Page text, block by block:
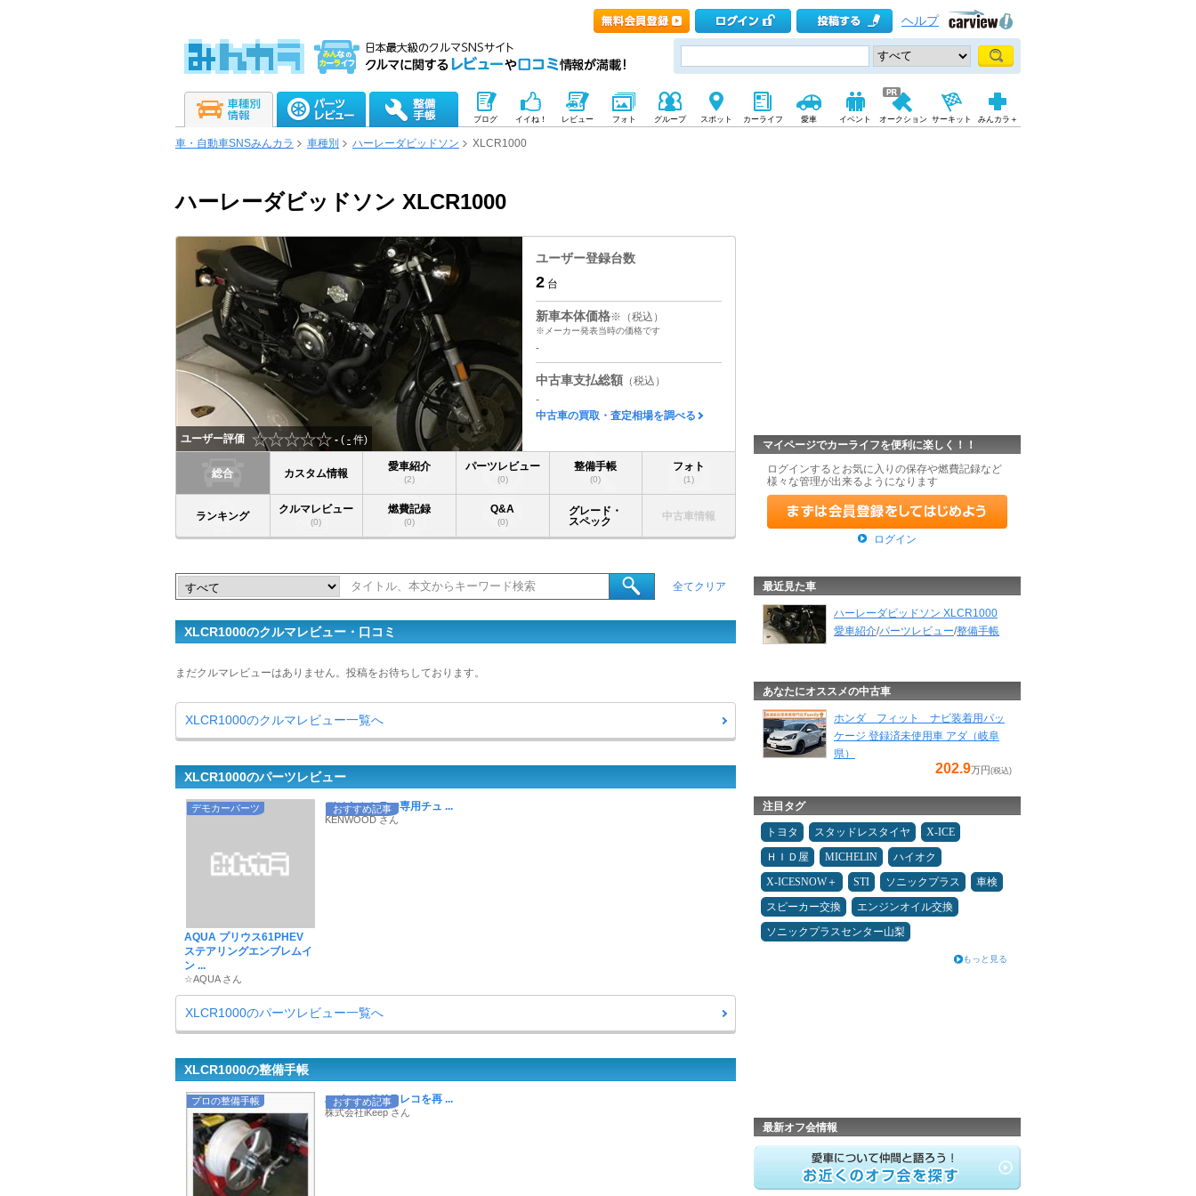
ヘルプ
ブログ イイね！ レビュー フォト グループ スポット カーライフ 愛車 イベント オークション サーキット みんカラ＋
車・自動車SNSみんカラ 車種別 ハーレーダビッドソン XLCR1000
ハーレーダビッドソン XLCR1000
ユーザー評価 - ( - 件)
ユーザー登録台数
2 台
新車本体価格※（税込）
※メーカー発表当時の価格です
-
中古車支払総額 （税込）
-
中古車の買取・査定相場を調べる
総合 カスタム情報
愛車紹介
(2)
パーツレビュー
(0)
整備手帳
(0)
フォト
(1)
ランキング
クルマレビュー
(0)
燃費記録
(0)
Q&A
(0)
グレード・
スペック
中古車情報
全てクリア
XLCR1000のクルマレビュー・口コミ
まだクルマレビューはありません。投稿をお待ちしております。
XLCR1000のクルマレビュー一覧へ
XLCR1000のパーツレビュー
デモカーパーツ
AQUA プリウス61PHEV
ステアリングエンブレムイ
ン ...
☆AQUA さん
おすすめ記事
デジタルミラー専用チュ ...
KENWOOD さん
XLCR1000のパーツレビュー一覧へ
XLCR1000の整備手帳
プロの整備手帳 おすすめ記事
ハイエンドドラレコを再 ...
株式会社iKeep さん
マイページでカーライフを便利に楽しく！！
ログインするとお気に入りの保存や燃費記録など
様々な管理が出来るようになります
ログイン
最近見た車
ハーレーダビッドソン XLCR1000
愛車紹介/パーツレビュー/整備手帳
あなたにオススメの中古車
ホンダ フィット ナビ装着用パッ
ケージ 登録済未使用車 アダ（岐阜
県）
202.9万円 (税込)
注目タグ
トヨタ スタッドレスタイヤ
X-ICE
ＨＩＤ屋
MICHELIN
ハイオク
X-ICESNOW＋
STI ソニックプラス
車検
スピーカー交換
エンジンオイル交換
ソニックプラスセンター山梨
もっと見る
最新オフ会情報